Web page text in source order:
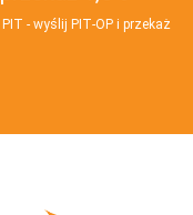
- wyślij PIT‑OP i przekaż